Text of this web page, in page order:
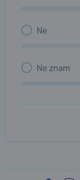
Ne
Ne znam